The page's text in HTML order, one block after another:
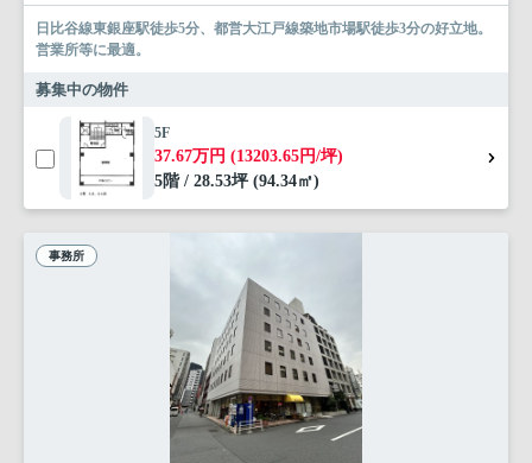
日比谷線東銀座駅徒歩5分、都営大江戸線築地市場駅徒歩3分の好立地。
営業所等に最適。
募集中の物件
5F
37.67万円 (13203.65円/坪)
5階 / 28.53坪 (94.34㎡)
事務所